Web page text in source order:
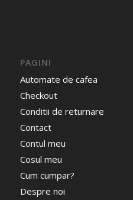
PAGINI
Automate de cafea
Checkout
Conditii de returnare
Contact
Contul meu
Cosul meu
Cum cumpar?
Despre noi